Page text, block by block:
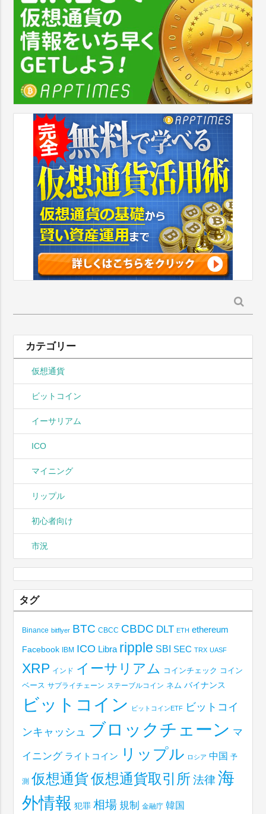
索:
カテゴリー
仮想通貨
ビットコイン
イーサリアム
ICO
マイニング
リップル
初心者向け
市況
タグ
Binance bitflyer BTC CBCC CBDC DLT ETH ethereum
Facebook IBM ICO Libra ripple SBI SEC TRX UASF
XRP インド イーサリアム コインチェック コイン
ベース サプライチェーン ステーブルコイン ネム バイナンス
ビットコイン ビットコインETF ビットコイ
ンキャッシュ ブロックチェーン マ
イニング ライトコイン リップル ロシア 中国 予
測 仮想通貨仮想通貨取引所 法律 海
外情報 犯罪 相場 規制 金融庁 韓国